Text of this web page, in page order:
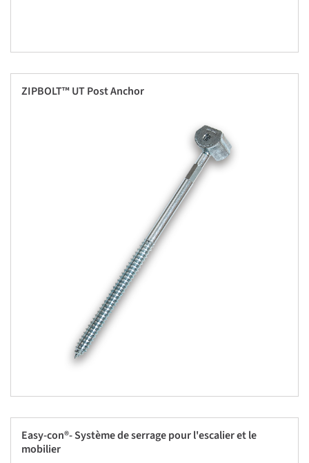
ZIPBOLT™ UT Post Anchor
Easy-con®- Système de serrage pour l'escalier et le
mobilier